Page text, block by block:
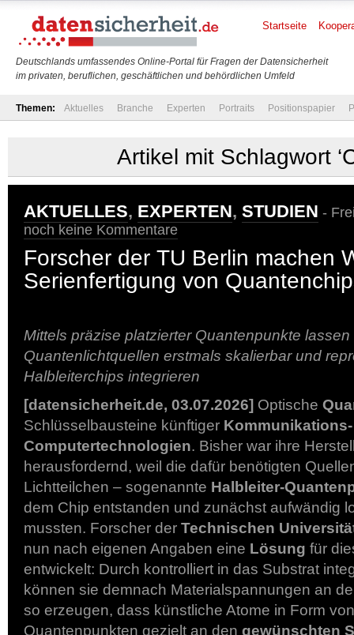
Deutschlands umfassendes Online-Portal für Fragen der Datensicherheit
im privaten, beruflichen, geschäftlichen und behördlichen Umfeld
Startseite
Themen: Aktuelles Branche Experten Portraits Positionspapier
Artikel mit Schlagwort
AKTUELLES, EXPERTEN, STUDIEN -
noch keine Kommentare
Forscher der TU Berlin machen
Serienfertigung von
Mittels präzise platzierter Quantenpunkte lassen
Quantenlichtquellen erstmals skalierbar und
Halbleiterchips integrieren
[datensicherheit.de, 03.07.2026] Optische
Schlüsselbausteine künftiger
Computertechnologien. Bisher war ihre
herausfordernd, weil die dafür benötigten
Lichtteilchen – sogenannte Halbleiter-
dem Chip entstanden und zunächst aufwändig
mussten. Forscher der Technischen
nun nach eigenen Angaben eine Lösung für
entwickelt: Durch kontrolliert in das Substrat
können sie demnach Materialspannungen an
so erzeugen, dass künstliche Atome in Form
Quantenpunkten gezielt an den gewünschten